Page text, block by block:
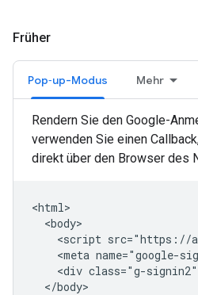
Früher
Pop‑up-Modus Mehr
Rendern Sie den Google-
verwenden Sie einen
direkt über den Browser des
<html>
  <body>
<script
<meta name="google-
<div class="g-
  </body>